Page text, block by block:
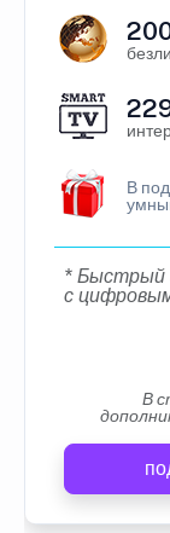
В
* Быстрый
с
В